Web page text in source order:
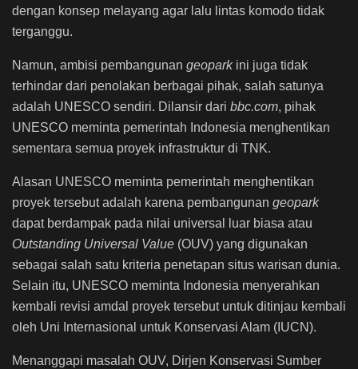
dengan konsep melayang agar lalu lintas komodo tidak
terganggu.
Namun, ambisi pembangunan geoparkini juga tidak
terhindar dari penolakan berbagai pihak, salah satunya
adalah UNESCO sendiri. Dilansir dari bbc.com, pihak
UNESCO meminta pemerintah Indonesia menghentikan
sementara semua proyek infrastruktur di TNK.
Alasan UNESCO meminta pemerintah menghentikan
proyek tersebut adalah karena pembangunan geopark
dapat berdampak pada nilai universal luar biasa atau
Outstanding Universal Value (OUV) yang digunakan
sebagai salah satu kriteria penetapan situs warisan dunia.
Selain itu, UNESCO meminta Indonesia menyerahkan
kembali revisi amdal proyek tersebut untuk ditinjau kembali
oleh Uni Internasional untuk Konservasi Alam (IUCN).
Menanggapi masalah OUV, Dirjen Konservasi Sumber